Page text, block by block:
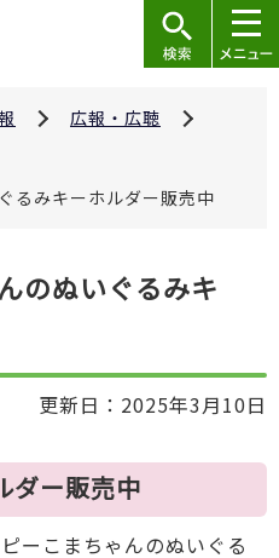
広報・広聴
るみキーホルダー販売中
のぬいぐるみキ
更新日：2025年3月10日
ダー販売中
ーこまちゃんのぬいぐる